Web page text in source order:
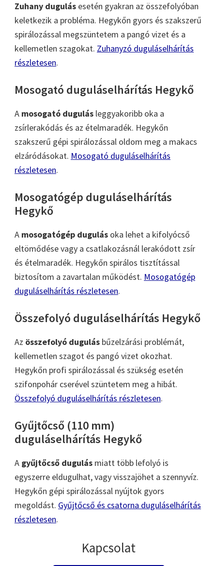
Zuhany dugulás esetén gyakran az összefolyóban
keletkezik a probléma. Hegykőn gyors és szakszerű
spirálozással megszüntetem a pangó vizet és a
kellemetlen szagokat. Zuhanyzó duguláselhárítás
részletesen.
Mosogató duguláselhárítás Hegykő
A mosogató dugulás leggyakoribb oka a
zsírlerakódás és az ételmaradék. Hegykőn
szakszerű gépi spirálozással oldom meg a makacs
elzáródásokat. Mosogató duguláselhárítás
részletesen.
Mosogatógép duguláselhárítás
Hegykő
A mosogatógép dugulás oka lehet a kifolyócső
eltömődése vagy a csatlakozásnál lerakódott zsír
és ételmaradék. Hegykőn spirálos tisztítással
biztosítom a zavartalan működést. Mosogatógép
duguláselhárítás részletesen.
Összefolyó duguláselhárítás Hegykő
Az összefolyó dugulás bűzelzárási problémát,
kellemetlen szagot és pangó vizet okozhat.
Hegykőn profi spirálozással és szükség esetén
szifonpohár cserével szüntetem meg a hibát.
Összefolyó duguláselhárítás részletesen.
Gyűjtőcső (110 mm)
duguláselhárítás Hegykő
A gyűjtőcső dugulás miatt több lefolyó is
egyszerre eldugulhat, vagy visszajöhet a szennyvíz.
Hegykőn gépi spirálozással nyújtok gyors
megoldást. Gyűjtőcső és csatorna duguláselhárítás
részletesen.
Kapcsolat